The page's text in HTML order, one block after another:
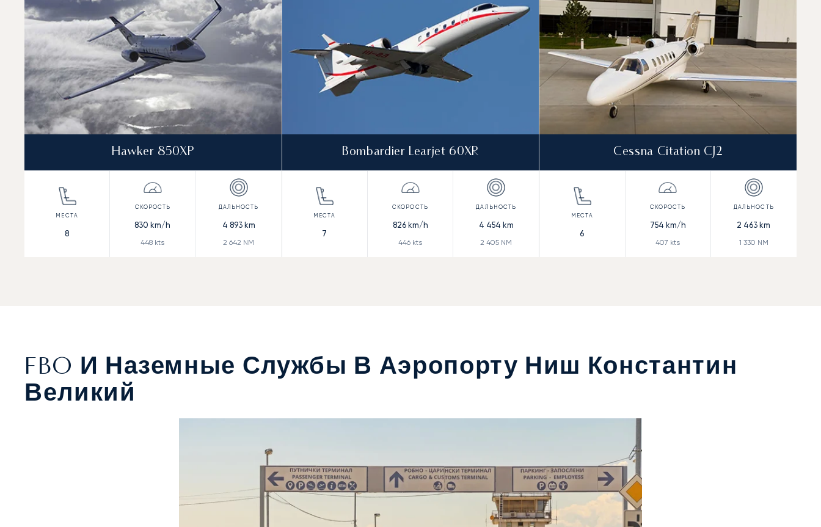
Hawker 850XP
8
830 km/h
448 kts
4 893km
2 642 NM
Bombardier Learjet 60XR
7
826km/h
446 kts
4 454 km
2 405 NM
Cessna Citation CJ2
6
754 km/h
407 kts
2 463 km
1 330 NM
FBO И Наземные Службы В Аэропорту Ниш Константин
Великий